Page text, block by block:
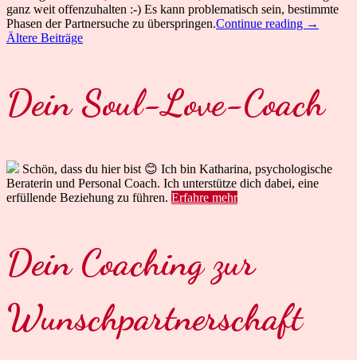
ganz weit offenzuhalten :-) Es kann problematisch sein, bestimmte
Phasen der Partnersuche zu überspringen.Continue reading Grauer
→
Beitragsnavigation
Ältere Beiträge
Dein Soul-Love-Coach
Schön, dass du hier bist 😊 Ich bin Katharina, psychologische
Beraterin und Personal Coach. Ich unterstütze dich dabei, eine
erfüllende Beziehung zu führen. Erfahre mehr
Dein Coaching zur
Wunschpartnerschaft